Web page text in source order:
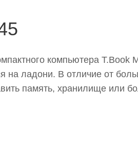
компьютера T.Book
на ладони. В отличие от
память, хранилище или